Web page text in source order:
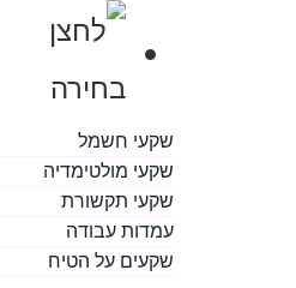
שקעי חשמל
שקעי מולטימדיה
שקעי תקשורת
עמדות עבודה
שקעים על הטיח